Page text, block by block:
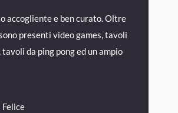
accogliente e ben curato. Oltre
presenti video games, tavoli
da ping pong ed un ampio
Felice